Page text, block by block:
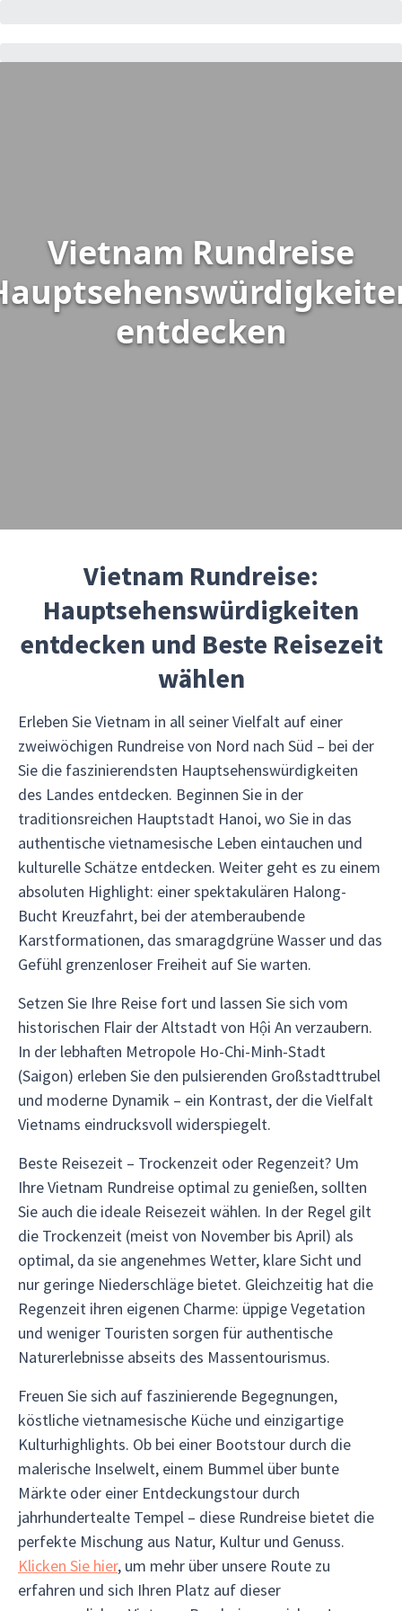
Vietnam Rundreise
entdecken
Vietnam Rundreise:
Hauptsehenswürdigkeiten
entdecken und Beste Reisezeit
wählen
Erleben Sie Vietnam in all seiner Vielfalt auf einer
zweiwöchigen Rundreise von Nord nach Süd – bei der
Sie die faszinierendsten Hauptsehenswürdigkeiten
des Landes entdecken. Beginnen Sie in der
traditionsreichen Hauptstadt Hanoi, wo Sie in das
authentische vietnamesische Leben eintauchen und
kulturelle Schätze entdecken. Weiter geht es zu einem
absoluten Highlight: einer spektakulären Halong-
Bucht Kreuzfahrt, bei der atemberaubende
Karstformationen, das smaragdgrüne Wasser und das
Gefühl grenzenloser Freiheit auf Sie warten.
Setzen Sie Ihre Reise fort und lassen Sie sich vom
historischen Flair der Altstadt von Hội An verzaubern.
In der lebhaften Metropole Ho-Chi-Minh-Stadt
(Saigon) erleben Sie den pulsierenden Großstadttrubel
und moderne Dynamik – ein Kontrast, der die Vielfalt
Vietnams eindrucksvoll widerspiegelt.
Beste Reisezeit – Trockenzeit oder Regenzeit? Um
Ihre Vietnam Rundreise optimal zu genießen, sollten
Sie auch die ideale Reisezeit wählen. In der Regel gilt
die Trockenzeit (meist von November bis April) als
optimal, da sie angenehmes Wetter, klare Sicht und
nur geringe Niederschläge bietet. Gleichzeitig hat die
Regenzeit ihren eigenen Charme: üppige Vegetation
und weniger Touristen sorgen für authentische
Naturerlebnisse abseits des Massentourismus.
Freuen Sie sich auf faszinierende Begegnungen,
köstliche vietnamesische Küche und einzigartige
Kulturhighlights. Ob bei einer Bootstour durch die
malerische Inselwelt, einem Bummel über bunte
Märkte oder einer Entdeckungstour durch
jahrhundertealte Tempel – diese Rundreise bietet die
perfekte Mischung aus Natur, Kultur und Genuss.
Klicken Sie hier, um mehr über unsere Route zu
erfahren und sich Ihren Platz auf dieser